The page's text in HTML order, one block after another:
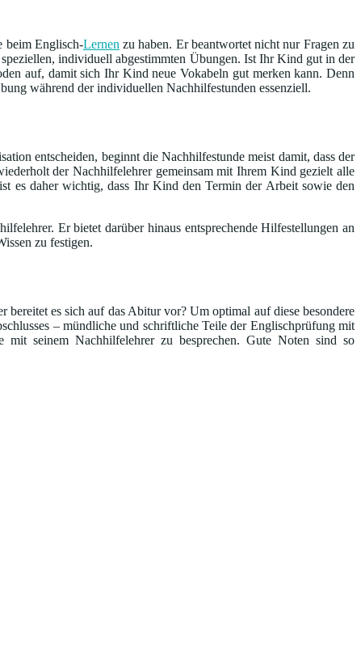
beim Englisch-Lernen zu haben. Er beantwortet nicht nur Fragen zu
individuell abgestimmten Übungen. Ist Ihr Kind gut in der
auf, damit sich Ihr Kind neue Vokabeln gut merken kann. Denn
während der individuellen Nachhilfestunden essenziell.
entscheiden, beginnt die Nachhilfestunde meist damit, dass der
der Nachhilfelehrer gemeinsam mit Ihrem Kind gezielt alle
es daher wichtig, dass Ihr Kind den Termin der Arbeit sowie den
Er bietet darüber hinaus entsprechende Hilfestellungen an
zu festigen.
es sich auf das Abitur vor? Um optimal auf diese besondere
– mündliche und schriftliche Teile der Englischprüfung mit
seinem Nachhilfelehrer zu besprechen. Gute Noten sind so